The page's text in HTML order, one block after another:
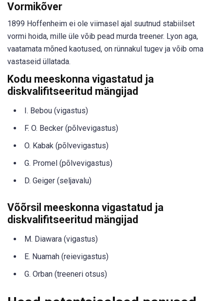
Vormikõver
1899 Hoffenheim ei ole viimasel ajal suutnud stabiilset
vormi hoida, mille üle võib pead murda treener. Lyon aga,
vaatamata mõned kaotused, on rünnakul tugev ja võib oma
vastaseid üllatada.
Kodu meeskonna vigastatud ja
diskvalifitseeritud mängijad
I. Bebou (vigastus)
F. O. Becker (põlvevigastus)
O. Kabak (põlvevigastus)
G. Promel (põlvevigastus)
D. Geiger (seljavalu)
Võõrsil meeskonna vigastatud ja
diskvalifitseeritud mängijad
M. Diawara (vigastus)
E. Nuamah (reievigastus)
G. Orban (treeneri otsus)